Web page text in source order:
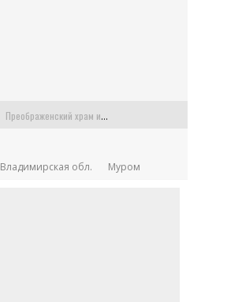
Преображенский храм или Спасская церковь в старинной усадьбе Балашихи
Владимирская обл. Муром